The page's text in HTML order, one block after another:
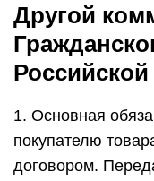
Другой
1. Основная
покупателю
договором.